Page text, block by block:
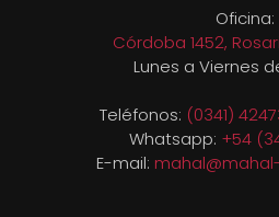
Oficina:
Córdoba 1452,
Lunes a Viernes
Teléfonos: (0341)
Whatsapp: +54
E-mail: